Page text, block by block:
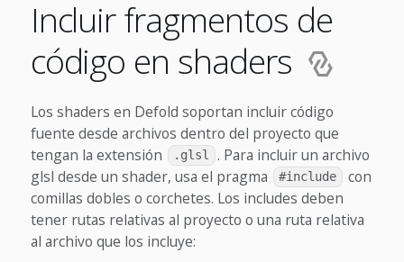
Incluir fragmentos de
código en shaders
Los shaders en Defold soportan incluir código
fuente desde archivos dentro del proyecto que
tengan la extensión
.glsl
. Para incluir un archivo
glsl desde un shader, usa el pragma
#include
con
comillas dobles o corchetes. Los includes deben
tener rutas relativas al proyecto o una ruta relativa
al archivo que los incluye: